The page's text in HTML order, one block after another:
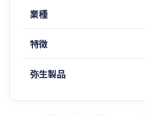
業種
特徴
弥生製品